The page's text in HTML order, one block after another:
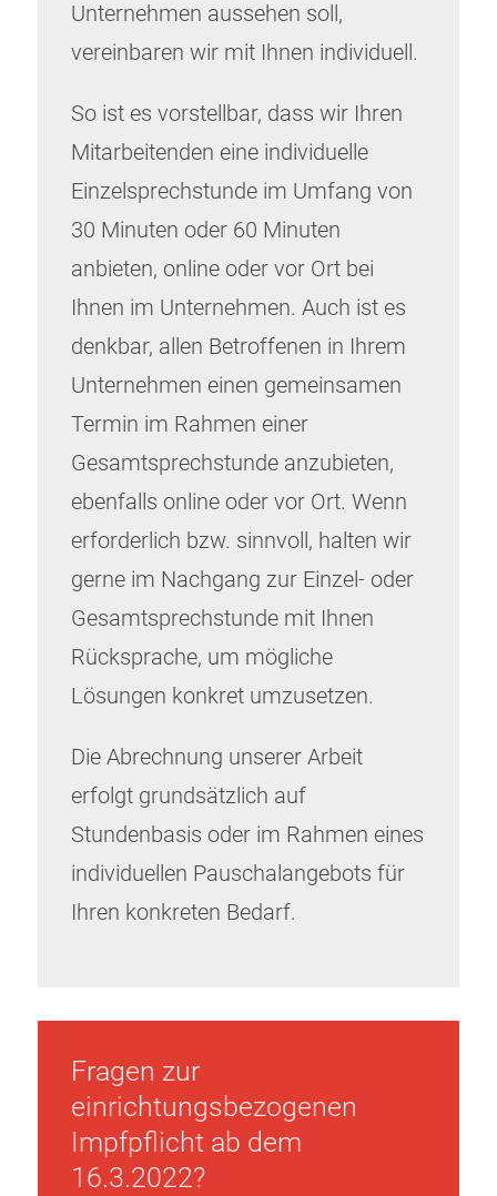
Unternehmen aussehen soll,
vereinbaren wir mit Ihnen individuell.
So ist es vorstellbar, dass wir Ihren
Mitarbeitenden eine individuelle
Einzelsprechstunde im Umfang von
30 Minuten oder 60 Minuten
anbieten, online oder vor Ort bei
Ihnen im Unternehmen. Auch ist es
denkbar, allen Betroffenen in Ihrem
Unternehmen einen gemeinsamen
Termin im Rahmen einer
Gesamtsprechstunde anzubieten,
ebenfalls online oder vor Ort. Wenn
erforderlich bzw. sinnvoll, halten wir
gerne im Nachgang zur Einzel- oder
Gesamtsprechstunde mit Ihnen
Rücksprache, um mögliche
Lösungen konkret umzusetzen.
Die Abrechnung unserer Arbeit
erfolgt grundsätzlich auf
Stundenbasis oder im Rahmen eines
individuellen Pauschalangebots für
Ihren konkreten Bedarf.
Fragen zur
einrichtungsbezogenen
Impfpflicht ab dem
16.3.2022?